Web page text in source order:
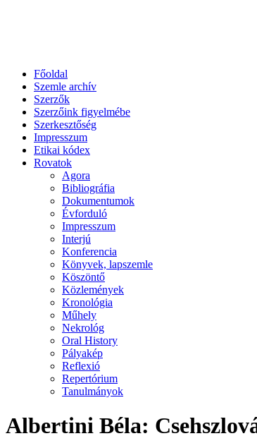
Főoldal
Szemle archív
Szerzők
Szerzőink figyelmébe
Szerkesztőség
Impresszum
Etikai kódex
Rovatok
Agora
Bibliográfia
Dokumentumok
Évforduló
Impresszum
Interjú
Konferencia
Könyvek, lapszemle
Köszöntő
Közlemények
Kronológia
Műhely
Nekrológ
Oral History
Pályakép
Reflexió
Repertórium
Tanulmányok
Albertini Béla: